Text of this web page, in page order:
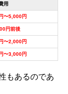
用
〜5,000円
円前後
〜2,000円
〜3,000円
もあるのであ